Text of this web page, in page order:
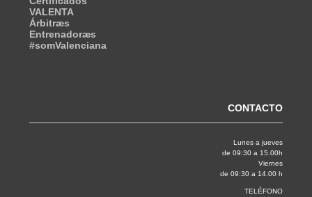
VALENTA
Árbitræs
Entrenadoræs
#somValenciana
CONTACTO
Lunes a jueves
de 09:30 a 15.00h
Viernes
de 09:30 a 14.00 h
TELÉFONO